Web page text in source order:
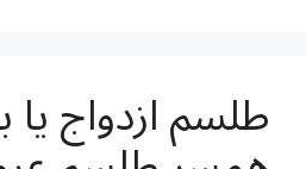
طلسم ازدواج یا